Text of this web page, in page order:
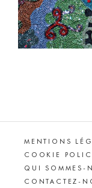
MENTIONS
COOKIE
QUI SOMMES-
CONTACTEZ-